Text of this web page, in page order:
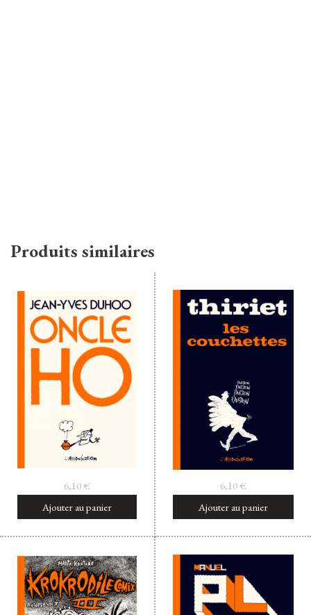
Produits similaires
6,10€
Ajouter au panier
6,10€
Ajouter au panier